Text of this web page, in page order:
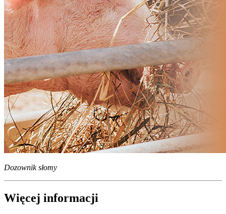
Dozownik słomy
Więcej informacji